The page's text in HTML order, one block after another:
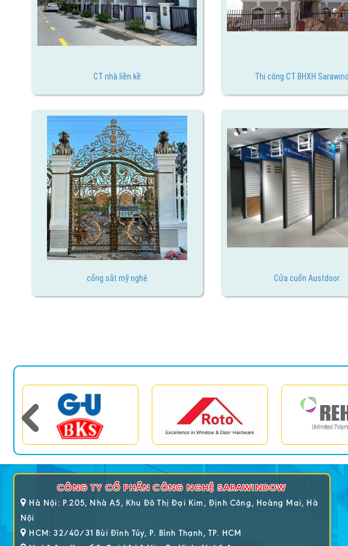
CT nhà liền kề Thi công CT BHXH
cổng sắt mỹ nghệ Cửa cuốn Austdoor
CÔNG TY CỔ PHẦN CÔNG NGHỆ SARAWINDOW
Hà Nội: P.205, Nhà A5, Khu Đô Thị Đại Kim, Định Công, Hoàng Mai, Hà
Nội
HCM: 32/40/31 Bùi Đình Túy, P. Bình Thạnh, TP. HCM